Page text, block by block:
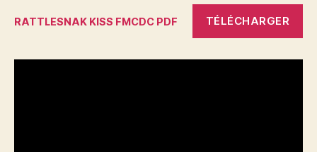
RATTLESNAK KISS FMCDC PDF TÉLÉCHARGER